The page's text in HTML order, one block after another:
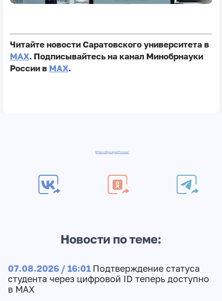
Читайте новости Саратовского университета в
MAX. Подписывайтесь на канал Минобрнауки
России в MAX.
#МинобрнаукиРоссии
Новости по теме:
07.08.2026 / 16:01 Подтверждение статуса
студента через цифровой ID теперь доступно
в МАХ